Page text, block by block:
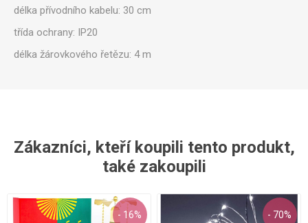
délka přívodního kabelu: 30 cm
třída ochrany: IP20
délka žárovkového řetězu: 4 m
Zákazníci, kteří koupili tento produkt,
také zakoupili
- 16% - 70%